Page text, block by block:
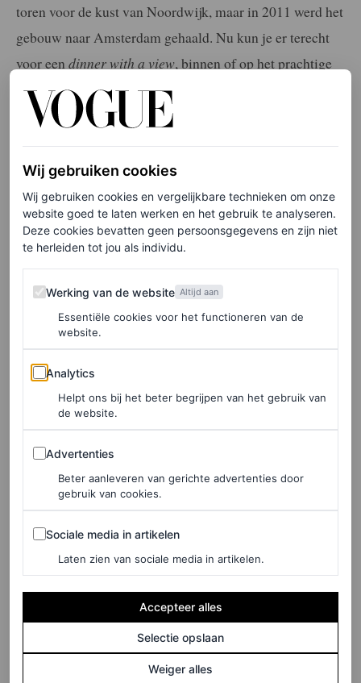
toren voor de kust van Noordwijk, maar in 2011 werd het
gebouw naar Amsterdam gehaald. Nu kun je er terecht
voor een dinner with a view, binnen of op het prachtige
dakterras.
REM , Haparandadam 45, Amsterdam
©REM
4/7
De beste matcha van Amsterdam scoor je op
Wij gebruiken cookies
Wij gebruiken cookies en vergelijkbare technieken om onze
website goed te laten werken en het gebruik te analyseren.
Deze cookies bevatten geen persoonsgegevens en zijn niet
te herleiden tot jou als individu.
Werking van de website
Werking van de website Altijd aan
Essentiële cookies voor het functioneren van de
website.
Analytics
Analytics
Helpt ons bij het beter begrijpen van het gebruik van
de website.
Advertenties
Advertenties
Beter aanleveren van gerichte advertenties door
gebruik van cookies.
Sociale media in artikelen
Sociale media in artikelen
Laten zien van sociale media in artikelen.
Accepteer alles
Selectie opslaan
Weiger alles